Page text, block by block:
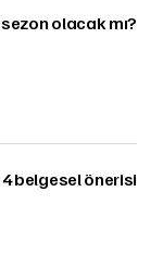
olacak mı?
belgesel önerisi